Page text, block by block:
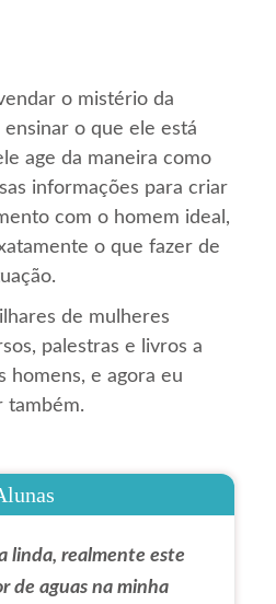
o mistério da
o que ele está
age da maneira como
informações para criar
com o homem ideal,
o que fazer de
de mulheres
palestras e livros a
homens, e agora eu
também.
linda, realmente este
de aguas na minha